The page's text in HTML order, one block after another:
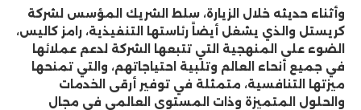
وأثناء حديثه خلال الزيارة، سلط الشريك المؤسس لشركة
كريستل والذي يشغل أيضاً رئاستها التنفيذية، رامز كاليس،
الضوء على المنهجية التي تتبعها الشركة لدعم عملائها
في جميع أنحاء العالم وتلبية احتياجاتهم، والتي تمنحها
ميزتها التنافسية، متمثلة في توفير أرقى الخدمات
والحلول المتميزة وذات المستوى العالمي في مجال